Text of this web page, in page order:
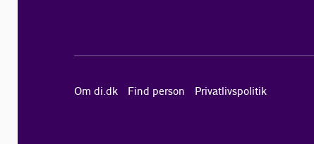
Om di.dk Find person Privatlivspolitik